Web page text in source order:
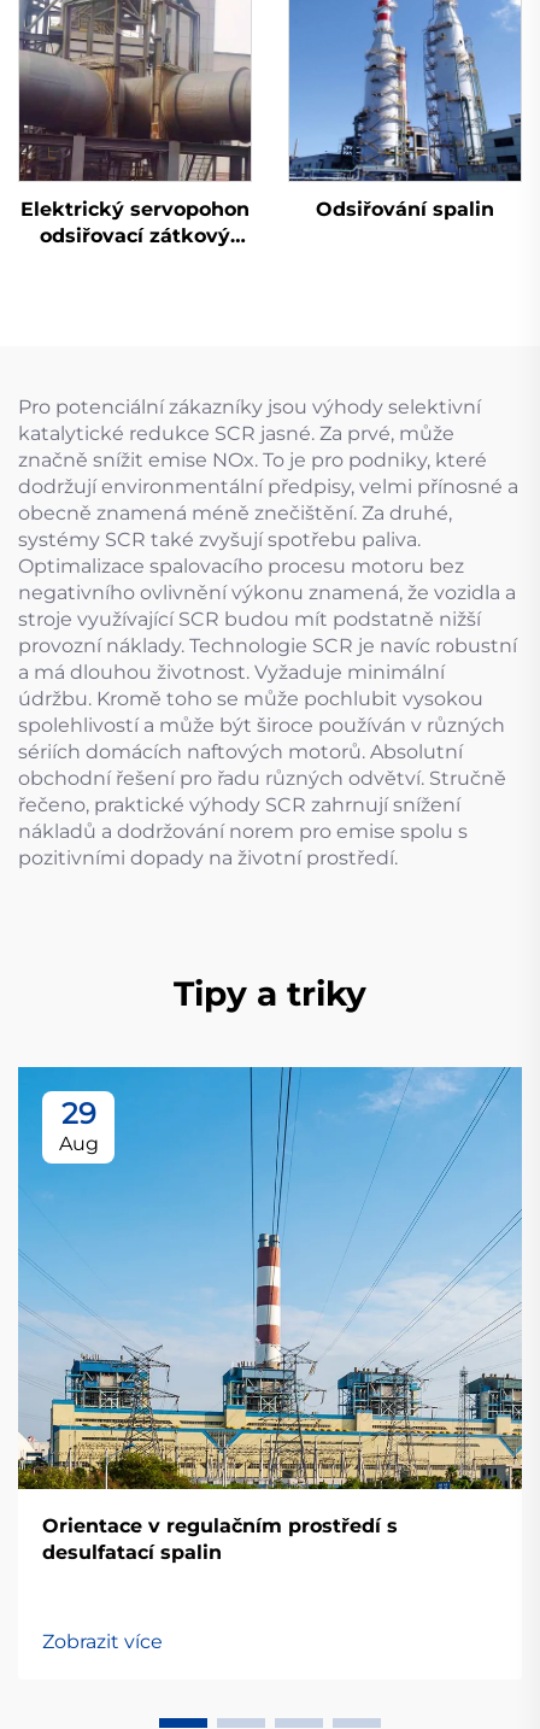
Elektrický servopohon
odsiřovací zátkový
Odsiřování spalin
Pro potenciální zákazníky jsou výhody selektivní
katalytické redukce SCR jasné. Za prvé, může
značně snížit emise NOx. To je pro podniky, které
dodržují environmentální předpisy, velmi přínosné a
obecně znamená méně znečištění. Za druhé,
systémy SCR také zvyšují spotřebu paliva.
Optimalizace spalovacího procesu motoru bez
negativního ovlivnění výkonu znamená, že vozidla a
stroje využívající SCR budou mít podstatně nižší
provozní náklady. Technologie SCR je navíc robustní
a má dlouhou životnost. Vyžaduje minimální
údržbu. Kromě toho se může pochlubit vysokou
spolehlivostí a může být široce používán v různých
sériích domácích naftových motorů. Absolutní
obchodní řešení pro řadu různých odvětví. Stručně
řečeno, praktické výhody SCR zahrnují snížení
nákladů a dodržování norem pro emise spolu s
pozitivními dopady na životní prostředí.
Tipy a triky
29
Aug
Orientace v regulačním prostředí s
desulfatací spalin
Zobrazit více